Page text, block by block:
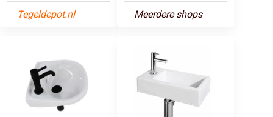
Tegeldepot.nl
Meerdere shops